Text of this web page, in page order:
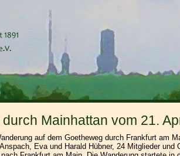
Mainhattan vom 21.
auf dem Goetheweg durch Frankfurt am
Eva und Harald Hübner, 24 Mitglieder und